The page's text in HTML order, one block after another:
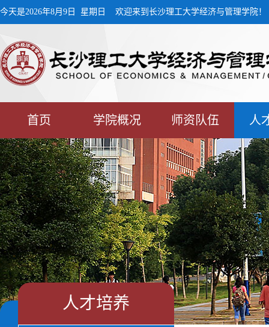
今天是2026年8月9日 星期日 欢迎来到长沙理工大学经济与管理学院！
首页 学院概况 师资队伍 人
学生工作 校友工作 下载中心 MPA
人才培养